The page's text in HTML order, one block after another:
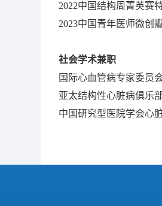
2022中国结构周菁英赛
2023中国青年医师微创
社会学术兼职
国际心血管病专家委员
亚太结构性心脏病俱乐
中国研究型医院学会心